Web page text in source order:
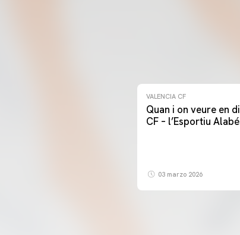
VALENCIA CF
Quan i on veure en
CF – l’Esportiu
03 marzo 2026